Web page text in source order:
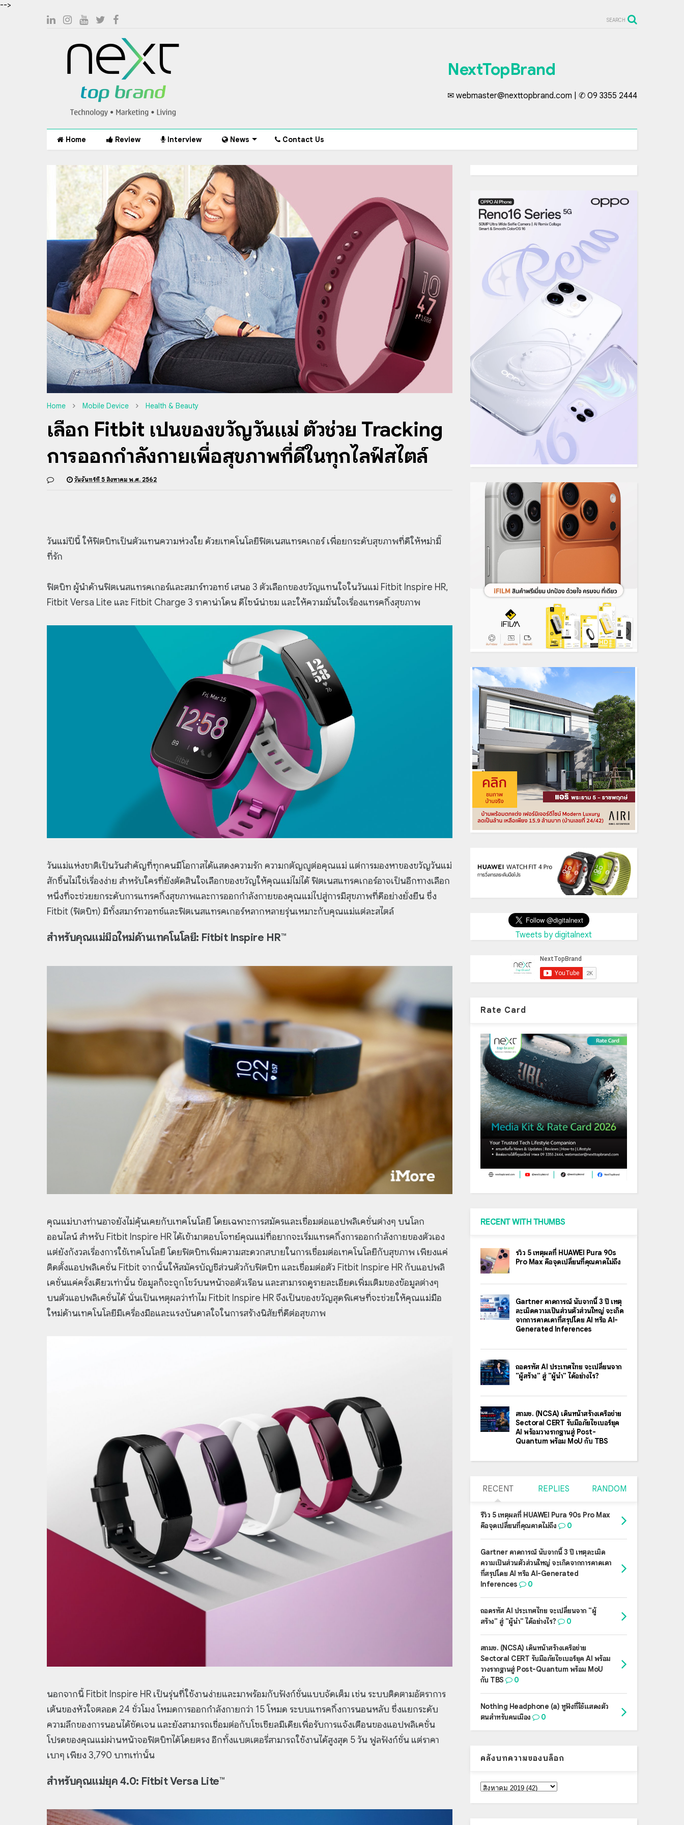
-->
SEARCH
NextTopBrand
✉ webmaster@nexttopbrand.com | ✆ 09 3355 2444
Home Review Interview News Contact Us
Home Mobile Device Health & Beauty
เลือก Fitbit เป็นของขวัญวันแม่ ตัวช่วย Tracking
การออกกำลังกายเพื่อสุขภาพที่ดีในทุกไลฟ์สไตล์
วันจันทร์ที่ 5 สิงหาคม พ.ศ. 2562
วันแม่ปีนี้ ให้ฟิตบิทเป็นตัวแทนความห่วงใย ด้วยเทคโนโลยีฟิตเนสแทรคเกอร์ เพื่อยกระดับสุขภาพที่ดีให้หม่ามี๊
ที่รัก
ฟิตบิท ผู้นำด้านฟิตเนสแทรคเกอร์และสมาร์ทวอทช์ เสนอ 3 ตัวเลือกของขวัญแทนใจในวันแม่ Fitbit Inspire HR,
Fitbit Versa Lite และ Fitbit Charge 3 ราคาน่าโดน ดีไซน์น่าชม และให้ความมั่นใจเรื่องแทรคกิ้งสุขภาพ
วันแม่แห่งชาติเป็นวันสำคัญที่ทุกคนมีโอกาสได้แสดงความรัก ความกตัญญูต่อคุณแม่ แต่การมองหาของขวัญวันแม่
สักชิ้นไม่ใช่เรื่องง่าย สำหรับใครที่ยังตัดสินใจเลือกของขวัญให้คุณแม่ไม่ได้ ฟิตเนสแทรคเกอร์อาจเป็นอีกทางเลือก
หนึ่งที่จะช่วยยกระดับการแทรคกิ้งสุขภาพและการออกกำลังกายของคุณแม่ไปสู่การมีสุขภาพที่ดีอย่างยั่งยืน ซึ่ง
Fitbit (ฟิตบิท) มีทั้งสมาร์ทวอทช์และฟิตเนสแทรคเกอร์หลากหลายรุ่นเหมาะกับคุณแม่แต่ละสไตล์
สำหรับคุณแม่มือใหม่ด้านเทคโนโลยี: Fitbit Inspire HR™
คุณแม่บางท่านอาจยังไม่คุ้นเคยกับเทคโนโลยี โดยเฉพาะการสมัครและเชื่อมต่อแอปพลิเคชั่นต่างๆ บนโลก
ออนไลน์ สำหรับ Fitbit Inspire HR ได้เข้ามาตอบโจทย์คุณแม่ที่อยากจะเริ่มแทรคกิ้งการออกกำลังกายของตัวเอง
แต่ยังกังวลเรื่องการใช้เทคโนโลยี โดยฟิตบิทเพิ่มความสะดวกสบายในการเชื่อมต่อเทคโนโลยีกับสุขภาพ เพียงแค่
ติดตั้งแอปพลิเคชั่น Fitbit จากนั้นให้สมัครบัญชีส่วนตัวกับฟิตบิท และเชื่อมต่อตัว Fitbit Inspire HR กับแอปพลิ
เคชั่นแค่ครั้งเดียวเท่านั้น ข้อมูลก็จะถูกโชว์บนหน้าจอตัวเรือน และสามารถดูรายละเอียดเพิ่มเติมของข้อมูลต่างๆ
บนตัวแอปพลิเคชั่นได้ นั่นเป็นเหตุผลว่าทำไม Fitbit Inspire HR จึงเป็นของขวัญสุดพิเศษที่จะช่วยให้คุณแม่มือ
ใหม่ด้านเทคโนโลยีมีเครื่องมือและแรงบันดาลใจในการสร้างนิสัยที่ดีต่อสุขภาพ
นอกจากนี้ Fitbit Inspire HR เป็นรุ่นที่ใช้งานง่ายและมาพร้อมกับฟังก์ชั่นแบบจัดเต็ม เช่น ระบบติดตามอัตราการ
เต้นของหัวใจตลอด 24 ชั่วโมง โหมดการออกกำลังกายกว่า 15 โหมด ระบบแทรคกิ้งการนอนหลับ ซึ่งแยกระดับ
ความลึกของการนอนได้ชัดเจน และยังสามารถเชื่อมต่อกับโซเชียลมีเดียเพื่อรับการแจ้งเตือนของแอปพลิเคชั่น
โปรดของคุณแม่ผ่านหน้าจอฟิตบิทได้โดยตรง อีกทั้งแบตเตอรี่สามารถใช้งานได้สูงสุด 5 วัน ฟูลฟังก์ชั่น แต่ราคา
เบาๆ เพียง 3,790 บาทเท่านั้น
สำหรับคุณแม่ยุค 4.0: Fitbit Versa Lite™
Tweets by digitalnext
Rate Card
RECENT WITH THUMBS
รีวิว 5 เหตุผลที่ HUAWEI Pura 90s
Pro Max คือจุดเปลี่ยนที่คุณคาดไม่ถึง
Gartner คาดการณ์ นับจากนี้ 3 ปี เหตุ
ละเมิดความเป็นส่วนตัวส่วนใหญ่ จะเกิด
จากการคาดเดาที่สรุปโดย AI หรือ AI-
Generated Inferences
ถอดรหัส AI ประเทศไทย จะเปลี่ยนจาก
"ผู้สร้าง" สู่ "ผู้นำ" ได้อย่างไร?
สกมช. (NCSA) เดินหน้าสร้างเครือข่าย
Sectoral CERT รับมือภัยไซเบอร์ยุค
AI พร้อมวางรากฐานสู่ Post-
Quantum พร้อม MoU กับ TBS
RECENT REPLIES RANDOM
รีวิว 5 เหตุผลที่ HUAWEI Pura 90s Pro Max
คือจุดเปลี่ยนที่คุณคาดไม่ถึง
0
Gartner คาดการณ์ นับจากนี้ 3 ปี เหตุละเมิด
ความเป็นส่วนตัวส่วนใหญ่ จะเกิดจากการคาดเดา
ที่สรุปโดย AI หรือ AI-Generated
Inferences
0
ถอดรหัส AI ประเทศไทย จะเปลี่ยนจาก "ผู้
สร้าง" สู่ "ผู้นำ" ได้อย่างไร?
0
สกมช. (NCSA) เดินหน้าสร้างเครือข่าย
Sectoral CERT รับมือภัยไซเบอร์ยุค AI พร้อม
วางรากฐานสู่ Post-Quantum พร้อม MoU
กับ TBS
0
Nothing Headphone (a) หูฟังที่ใช้แสดงตัว
ตนสำหรับคนเมือง
0
คลังบทความของบล็อก